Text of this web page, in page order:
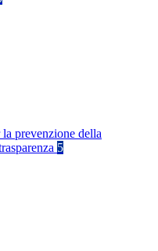
prevenzione della
5